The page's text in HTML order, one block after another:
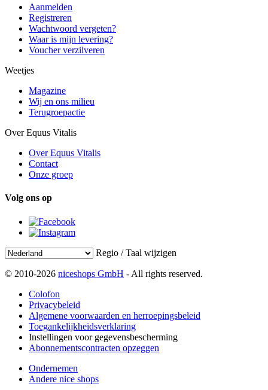
Aanmelden
Registreren
Wachtwoord vergeten?
Waar is mijn levering?
Voucher verzilveren
Weetjes
Magazine
Wij en ons milieu
Terugroepactie
Over Equus Vitalis
Over Equus Vitalis
Contact
Onze groep
Volg ons op
Regio / Taal wijzigen
© 2010-2026 niceshops GmbH - All rights reserved.
Colofon
Privacybeleid
Algemene voorwaarden en herroepingsbeleid
Toegankelijkheidsverklaring
Instellingen voor gegevensbescherming
Abonnementscontracten opzeggen
Ondernemen
Andere nice shops